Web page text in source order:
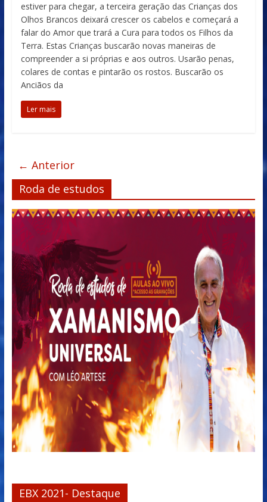
estiver para chegar, a terceira geração das Crianças dos
Olhos Brancos deixará crescer os cabelos e começará a
falar do Amor que trará a Cura para todos os Filhos da
Terra. Estas Crianças buscarão novas maneiras de
compreender a si próprias e aos outros. Usarão penas,
colares de contas e pintarão os rostos. Buscarão os
Anciãos da
Ler mais
← Anterior
Roda de estudos
EBX 2021- Destaque